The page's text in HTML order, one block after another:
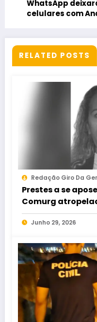
WhatsApp
celulares com
RELATED POSTS
Redação Giro Da
Prestes a se
Comurg
em protocolo de
Junho 29, 2026